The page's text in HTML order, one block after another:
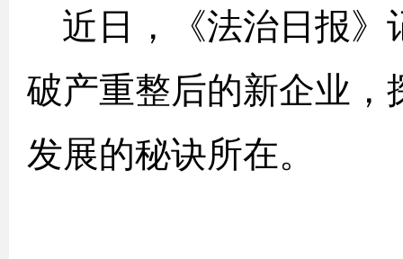
近日，《法治日报》
破产重整后的新企业，
发展的秘诀所在。